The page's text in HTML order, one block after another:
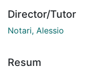
Director/Tutor
Notari, Alessio
Resum